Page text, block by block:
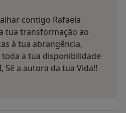
contigo Rafaela
tua transformação ao
à tua abrangência,
a tua disponibilidade
Sê a autora da tua Vida!!